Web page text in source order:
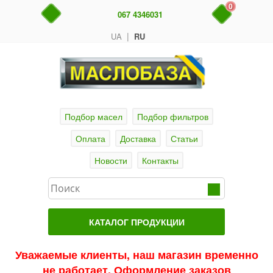
UA | RU
067 4346031
0
Подбор масел
Подбор фильтров
Оплата
Доставка
Статьи
Новости
Контакты
КАТАЛОГ ПРОДУКЦИИ
Актуальные продукты
Уважаемые клиенты, наш магазин временно
не работает. Оформление заказов